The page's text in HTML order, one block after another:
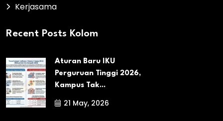
Kerjasama
Recent Posts Kolom
Aturan Baru IKU
Perguruan Tinggi 2026,
Kampus Tak...
21 May, 2026